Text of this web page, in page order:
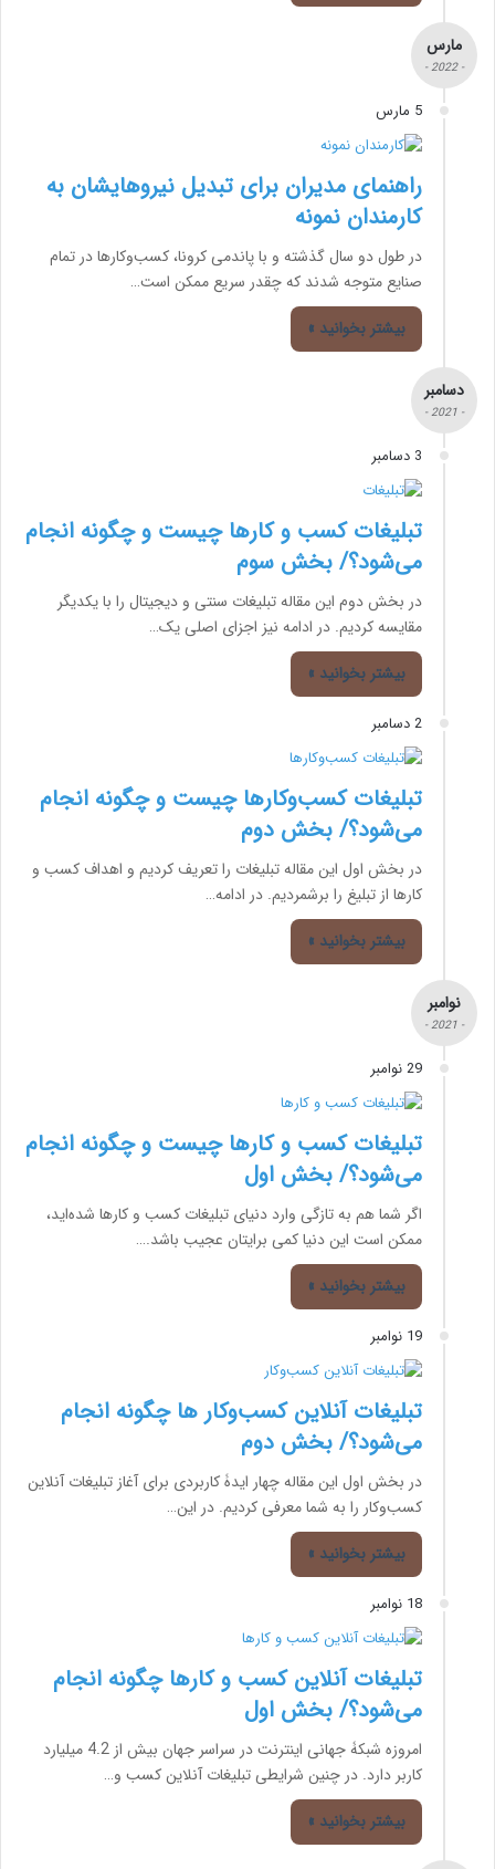
مارس
- 2022 -
5 مارس
راهنمای مدیران برای تبدیل نیروهایشان به
کارمندان نمونه
در طول دو سال گذشته و با پاندمی کرونا، کسب‌وکارها در تمام
صنایع متوجه شدند که چقدر سریع ممکن است…
بیشتر بخوانید »
دسامبر
- 2021 -
3 دسامبر
تبلیغات کسب و کارها چیست و چگونه انجام
می‌شود؟/ بخش سوم
در بخش دوم این مقاله تبلیغات سنتی و دیجیتال را با یکدیگر
مقایسه کردیم. در ادامه نیز اجزای اصلی یک…
بیشتر بخوانید »
2 دسامبر
تبلیغات کسب‌وکارها چیست و چگونه انجام
می‌شود؟/ بخش دوم
در بخش اول این مقاله تبلیغات را تعریف کردیم و اهداف کسب و
کارها از تبلیغ را برشمردیم. در ادامه…
بیشتر بخوانید »
نوامبر
- 2021 -
29 نوامبر
تبلیغات کسب و کارها چیست و چگونه انجام
می‌شود؟/ بخش اول
اگر شما هم به تازگی وارد دنیای تبلیغات کسب و کارها شده‌اید،
ممکن است این دنیا کمی برایتان عجیب باشد.…
بیشتر بخوانید »
19 نوامبر
تبلیغات آنلاین کسب‌وکار ها چگونه انجام
می‌شود؟/ بخش دوم
در بخش اول این مقاله چهار ایدۀ کاربردی برای آغاز تبلیغات آنلاین
کسب‌وکار را به شما معرفی کردیم. در این…
بیشتر بخوانید »
18 نوامبر
تبلیغات آنلاین کسب و کارها چگونه انجام
می‌شود؟/ بخش اول
امروزه شبکۀ جهانی اینترنت در سراسر جهان بیش از 4.2 میلیارد
کاربر دارد. در چنین شرایطی تبلیغات آنلاین کسب و…
بیشتر بخوانید »